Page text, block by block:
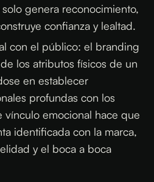
genera reconocimiento,
confianza y lealtad.
con el público: el branding
los atributos físicos de un
en establecer
profundas con los
vínculo emocional hace que
identificada con la marca,
y el boca a boca